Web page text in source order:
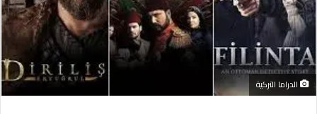
الدراما التركية